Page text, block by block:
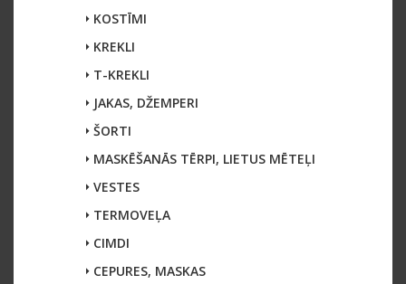
KOSTĪMI
KREKLI
T-KREKLI
JAKAS, DŽEMPERI
ŠORTI
MASKĒŠANĀS TĒRPI, LIETUS MĒTEĻI
VESTES
TERMOVEĻA
CIMDI
CEPURES, MASKAS